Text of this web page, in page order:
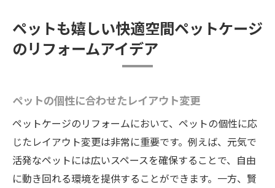
自然光を取り入れた明るいケージ作り
ペットの好奇心を刺激するインテリア
ムのコツ
簡単にできるペットケージのリフォームポ
初心者でも安心！基本的なリフォーム手順
ペットの習性を活かしたリフォームアイデ
ペットも嬉しい快適空間ペットケージ
のリフォームアイデア
ペットの個性に合わせたレイアウト変更
ペットケージのリフォームにおいて、ペットの個性に応
じたレイアウト変更は非常に重要です。例えば、元気で
活発なペットには広いスペースを確保することで、自由
に動き回れる環境を提供することができます。一方、賢